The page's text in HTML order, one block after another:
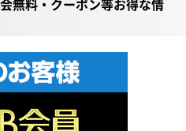
無料・クーポン等お得な情